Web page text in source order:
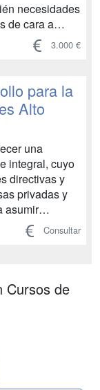
necesidades
de cara a
A lo
pasamos
resolverlas
3.000 €
para la
Alto
una
integral, cuyo
directivas y
privadas y
asumir
de
con una
esfuerzo y
Consultar
Cursos de